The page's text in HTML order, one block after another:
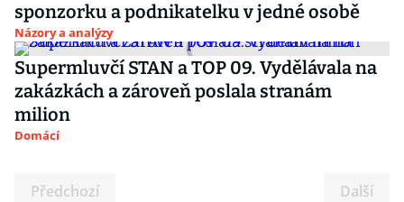
sponzorku a podnikatelku v jedné osobě
Názory a analýzy
Supermluvčí STAN a TOP 09. Vydělávala na
zakázkách a zároveň poslala stranám
milion
Domácí
Předchozí Další